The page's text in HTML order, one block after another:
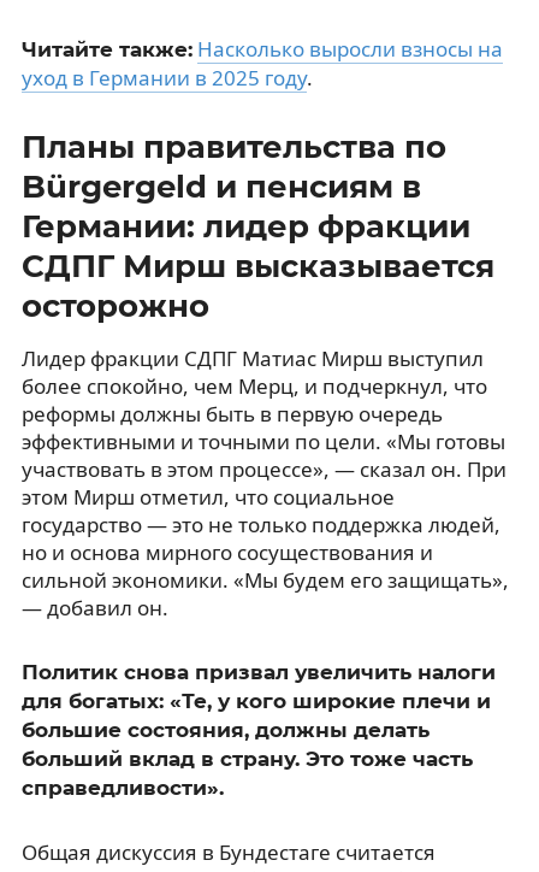
Читайте также: Насколько выросли взносы на
уход в Германии в 2025 году.
Планы правительства по
Bürgergeld и пенсиям в
Германии: лидер фракции
СДПГ Мирш высказывается
осторожно
Лидер фракции СДПГ Матиас Мирш выступил
более спокойно, чем Мерц, и подчеркнул, что
реформы должны быть в первую очередь
эффективными и точными по цели. «Мы готовы
участвовать в этом процессе», — сказал он. При
этом Мирш отметил, что социальное
государство — это не только поддержка людей,
но и основа мирного сосуществования и
сильной экономики. «Мы будем его защищать»,
— добавил он.
Политик снова призвал увеличить налоги
для богатых: «Те, у кого широкие плечи и
большие состояния, должны делать
больший вклад в страну. Это тоже часть
справедливости».
Общая дискуссия в Бундестаге считается